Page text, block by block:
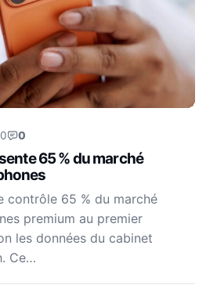
0
65 % du marché
contrôle 65 % du marché
premium au premier
les données du cabinet
Ce…